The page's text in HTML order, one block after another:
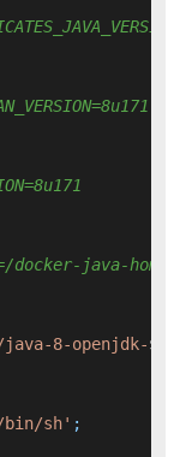
docker-java-home
8-openjdk-
sh'